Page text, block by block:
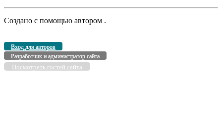
Создано с помощью автором .
Вход для авторов
Разработчик и администратор сайта
Посмотреть гостей сайта